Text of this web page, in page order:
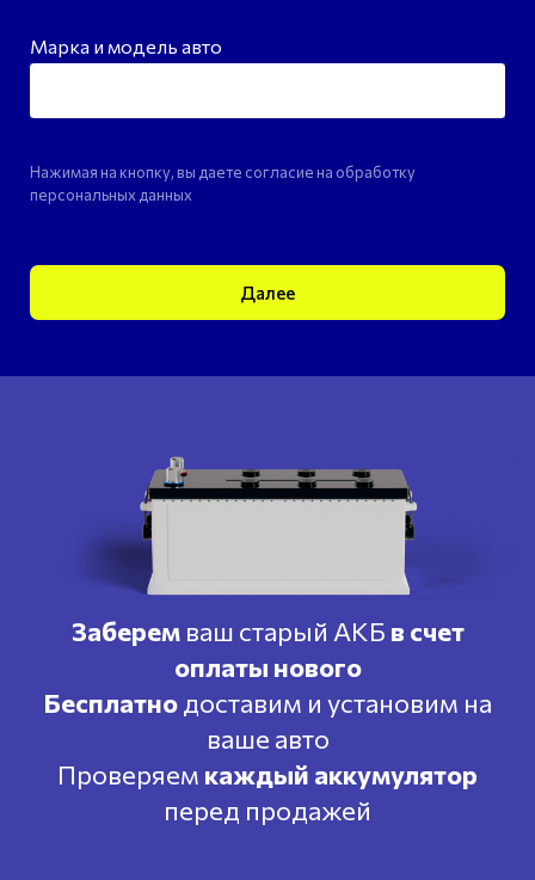
Марка и модель авто
Нажимая на кнопку, вы даете согласие на обработку
персональных данных
Далее
Заберемваш старый АКБ в счет
оплаты нового
Бесплатнодоставим и установим на
ваше авто
Проверяем каждый аккумулятор
перед продажей